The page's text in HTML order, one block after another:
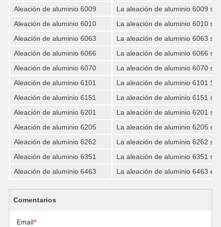
Aleación de aluminio 6009
La aleación de aluminio 6009
Aleación de aluminio 6010
La aleación de aluminio 6010
Aleación de aluminio 6063
La aleación de aluminio 6063
Aleación de aluminio 6066
La aleación de aluminio 6066
Aleación de aluminio 6070
La aleación de aluminio 6070
Aleación de aluminio 6101
La aleación de aluminio 6101
Aleación de aluminio 6151
La aleación de aluminio 6151
Aleación de aluminio 6201
La aleación de aluminio 6201
Aleación de aluminio 6205
La aleación de aluminio 6205
Aleación de aluminio 6262
La aleación de aluminio 6262
Aleación de aluminio 6351
La aleación de aluminio 6351
Aleación de aluminio 6463
La aleación de aluminio 6463
Comentarios